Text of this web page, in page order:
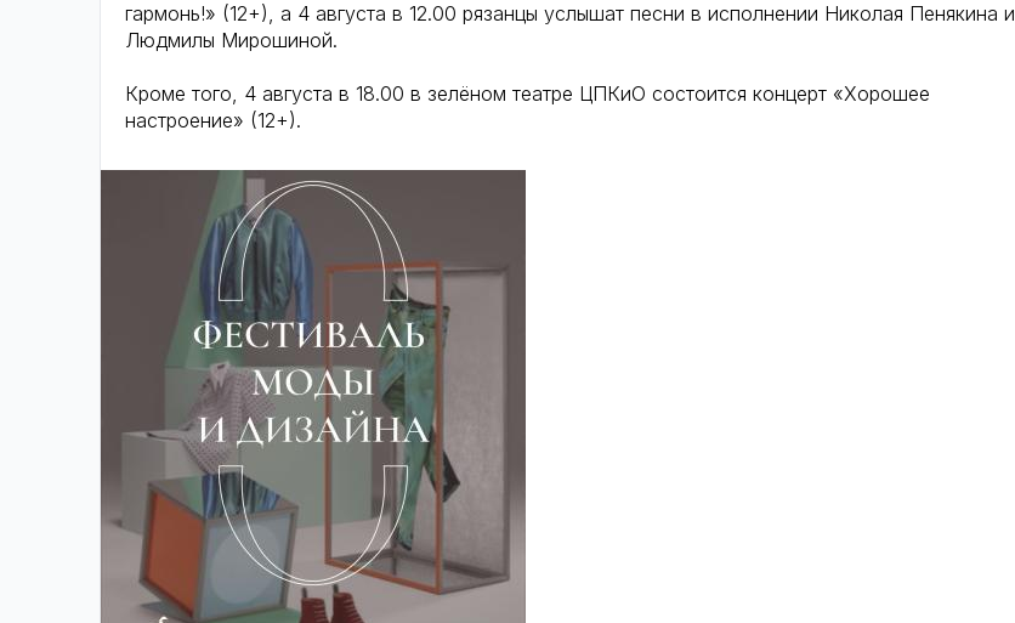
гармонь!» (12+), а 4 августа в 12.00 рязанцы услышат песни в исполнении Николая Пенякина и
Людмилы Мирошиной.
Кроме того, 4 августа в 18.00 в зелёном театре ЦПКиО состоится концерт «Хорошее
настроение» (12+).